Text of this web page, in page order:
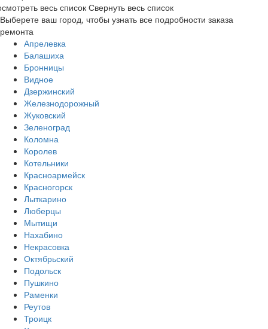
весь список Свернуть весь список
Выберете ваш город, чтобы узнать все подробности заказа
ремонта
Апрелевка
Балашиха
Бронницы
Видное
Дзержинский
Железнодорожный
Жуковский
Зеленоград
Коломна
Королев
Котельники
Красноармейск
Красногорск
Лыткарино
Люберцы
Мытищи
Нахабино
Некрасовка
Октябрьский
Подольск
Пушкино
Раменки
Реутов
Троицк